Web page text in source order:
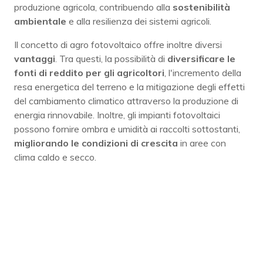
produzione agricola, contribuendo alla sostenibilità
ambientale e alla resilienza dei sistemi agricoli.
Il concetto di agro fotovoltaico offre inoltre diversi
vantaggi . Tra questi, la possibilità di diversificare le
fonti di reddito per gli agricoltori , l'incremento della
resa energetica del terreno e la mitigazione degli effetti
del cambiamento climatico attraverso la produzione di
energia rinnovabile. Inoltre, gli impianti fotovoltaici
possono fornire ombra e umidità ai raccolti sottostanti,
migliorando le condizioni di crescita in aree con
clima caldo e secco.